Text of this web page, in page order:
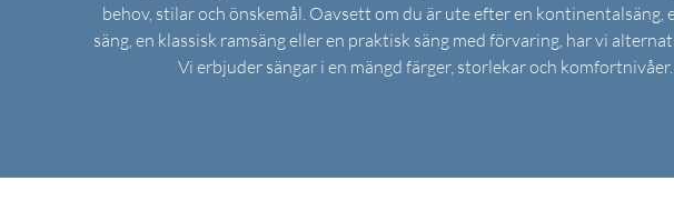
behov, stilar och önskemål. Oavsett om du är ute efter en kontinentalsäng,
säng, en klassisk ramsäng eller en praktisk säng med förvaring, har vi
Vi erbjuder sängar i en mängd färger, storlekar och komfortnivåer.